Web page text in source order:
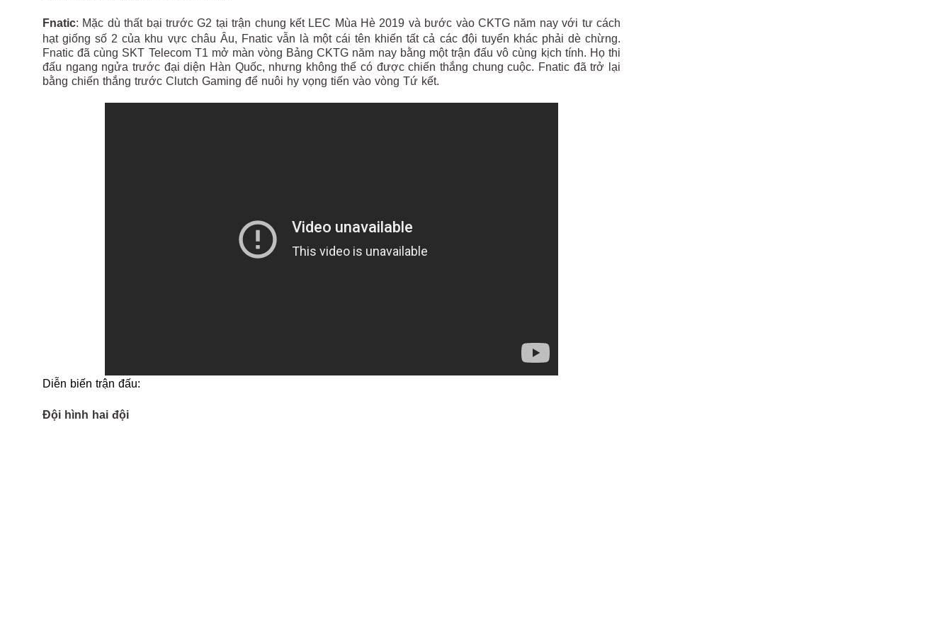
Fnatic: Mặc dù thất bại trước G2 tại trận chung kết LEC Mùa Hè 2019 và bước vào CKTG năm nay với tư cách
hạt giống số 2 của khu vực châu Âu, Fnatic vẫn là một cái tên khiến tất cả các đội tuyển khác phải dè chừng.
Fnatic đã cùng SKT Telecom T1 mở màn vòng Bảng CKTG năm nay bằng một trận đấu vô cùng kịch tính. Họ thi
đấu ngang ngửa trước đại diện Hàn Quốc, nhưng không thể có được chiến thắng chung cuộc. Fnatic đã trở lại
bằng chiến thắng trước Clutch Gaming để nuôi hy vọng tiến vào vòng Tứ kết.
Diễn biến trận đấu:
Đội hình hai đội